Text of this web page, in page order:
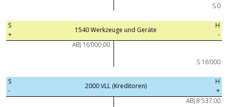
S 0
S
+
1540 Werkzeuge und Geräte
H
-
AB) 16'000.00
S 16'000
S
-
2000 VLL (Kreditoren)
H
+
AB) 8'537.00